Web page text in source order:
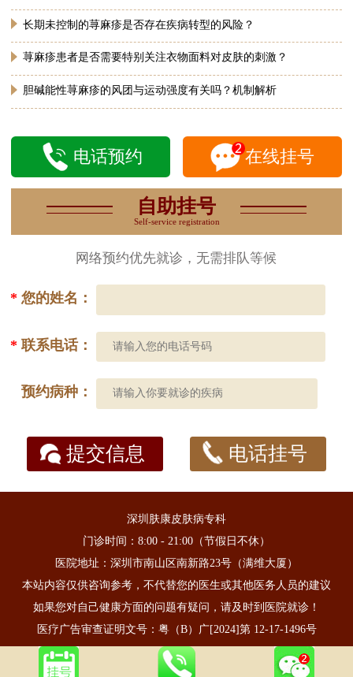
长期未控制的荨麻疹是否存在疾病转型的风险？
荨麻疹患者是否需要特别关注衣物面料对皮肤的刺激？
胆碱能性荨麻疹的风团与运动强度有关吗？机制解析
电话预约 在线挂号
自助挂号
Self-service registration
网络预约优先就诊，无需排队等候
*您的姓名：
*联系电话：
预约病种：
提交信息 电话挂号
深圳肤康皮肤病专科
门诊时间：8:00 - 21:00（节假日不休）
医院地址：深圳市南山区南新路23号（满维大厦）
本站内容仅供咨询参考，不代替您的医生或其他医务人员的建议
如果您对自己健康方面的问题有疑问，请及时到医院就诊！
医疗广告审查证明文号：粤（B）广[2024]第 12-17-1496号